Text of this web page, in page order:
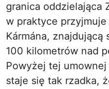
granica oddzielająca
w praktyce
Kármána, znajdującą
100 kilometrów nad
Powyżej tej
staje się tak rzadka,